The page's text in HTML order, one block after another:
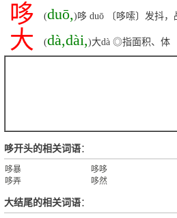
哆 (duō,)哆 duō 〔哆嗦〕发抖
大 (dà,dài,)大dà ◎指面积、体
哆开头的相关词语：
哆暴 哆哆
哆弄
哆然
大结尾的相关词语：